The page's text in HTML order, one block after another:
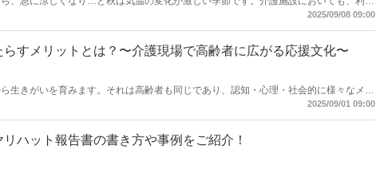
が出てきます。このような季節に介護施設で行う衣替えや、温度調整の工夫策について
2025/09/08 09:00
すメリットとは？〜介護現場で高齢者に広がる応援文化〜
ら生きがいを育みます。それは高齢者も同じであり、認知・心理・社会的に様々なメリ
事では、介護現場での実例紹介しつつ、推し活がQOL向上にどう貢献するかを紹介しま
2025/09/01 09:00
ハット報告書の書き方や事例をご紹介！